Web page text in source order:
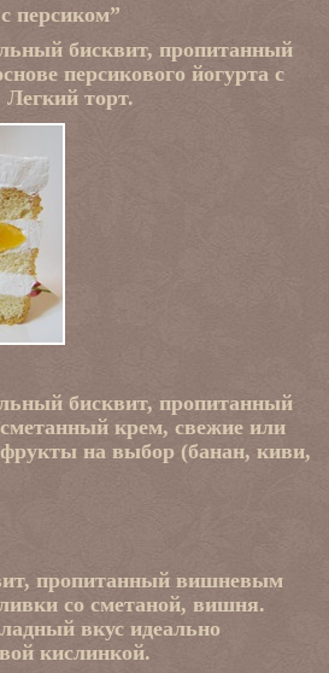
персиком”
бисквит, пропитанный
персикового йогурта с
Легкий торт.
бисквит, пропитанный
крем, свежие или
на выбор (банан, киви,
пропитанный вишневым
со сметаной, вишня.
вкус идеально
кислинкой.